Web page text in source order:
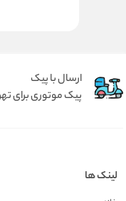
ارسال با پیک
پیک موتوری برای
لینک ها